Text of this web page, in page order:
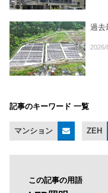
過去
2026/
記事のキーワード 一覧
マンション ZEH
この記事の用語